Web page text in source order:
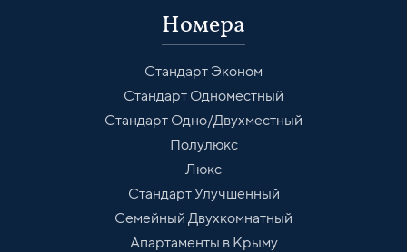
Номера
Стандарт Эконом
Стандарт Одноместный
Стандарт Одно/Двухместный
Полулюкс
Люкс
Стандарт Улучшенный
Семейный Двухкомнатный
Апартаменты в Крыму